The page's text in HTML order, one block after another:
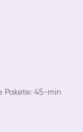
Pakete: 45-min